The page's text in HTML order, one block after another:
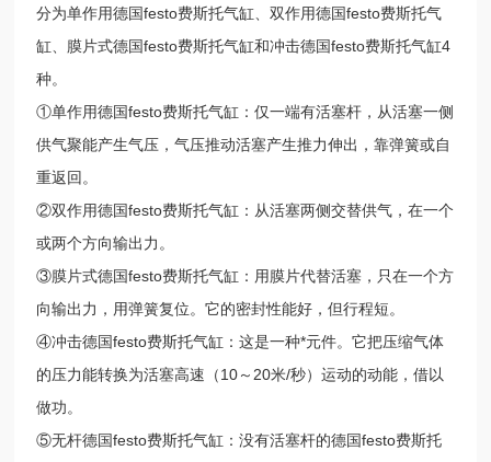
分为单作用德国festo费斯托气缸、双作用德国festo费斯托气
缸、膜片式德国festo费斯托气缸和冲击德国festo费斯托气缸4
种。
①单作用德国festo费斯托气缸：仅一端有活塞杆，从活塞一侧
供气聚能产生气压，气压推动活塞产生推力伸出，靠弹簧或自
重返回。
②双作用德国festo费斯托气缸：从活塞两侧交替供气，在一个
或两个方向输出力。
③膜片式德国festo费斯托气缸：用膜片代替活塞，只在一个方
向输出力，用弹簧复位。它的密封性能好，但行程短。
④冲击德国festo费斯托气缸：这是一种*元件。它把压缩气体
的压力能转换为活塞高速（10～20米/秒）运动的动能，借以
做功。
⑤无杆德国festo费斯托气缸：没有活塞杆的德国festo费斯托